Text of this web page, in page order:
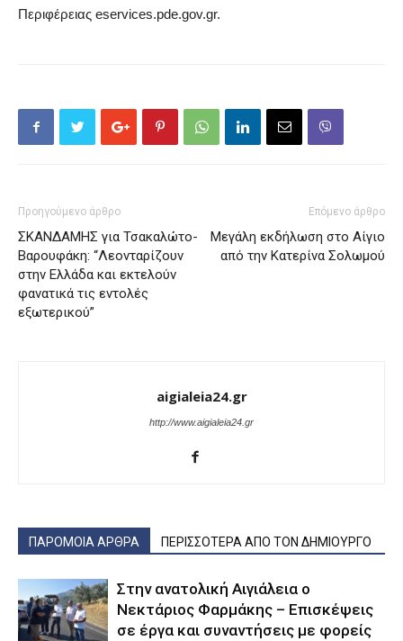
Περιφέρειας eservices.pde.gov.gr.
Προηγούμενο άρθρο
ΣΚΑΝΔΑΜΗΣ για Τσακαλώτο-
Βαρουφάκη: “Λεονταρίζουν
στην Ελλάδα και εκτελούν
φανατικά τις εντολές
εξωτερικού”
Επόμενο άρθρο
Μεγάλη εκδήλωση στο Αίγιο
από την Κατερίνα Σολωμού
aigialeia24.gr
http://www.aigialeia24.gr
ΠΑΡΟΜΟΙΑ ΑΡΘΡΑ ΠΕΡΙΣΣΟΤΕΡΑ ΑΠΟ ΤΟΝ ΔΗΜΙΟΥΡΓΟ
Στην ανατολική Αιγιάλεια ο
Νεκτάριος Φαρμάκης – Επισκέψεις
σε έργα και συναντήσεις με φορείς